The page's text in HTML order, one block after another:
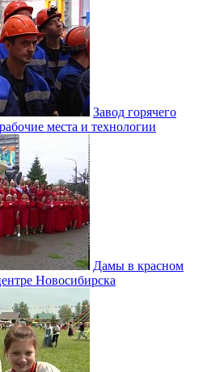
Завод горячего
места и технологии
Дамы в красном
Новосибирска